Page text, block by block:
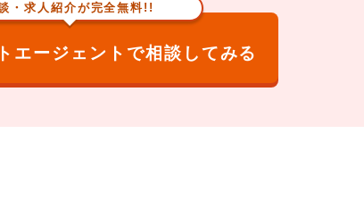
・求人紹介が完全無料!!
エージェントで相談してみる